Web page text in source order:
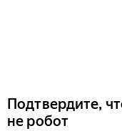
Подтвердите,
не робот